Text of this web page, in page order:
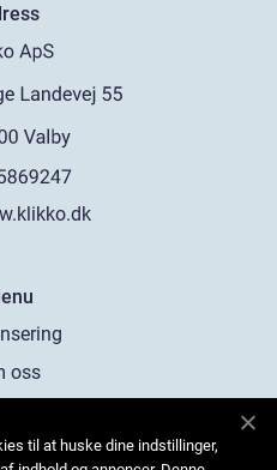
oss
oss
til at huske dine indstillinger,